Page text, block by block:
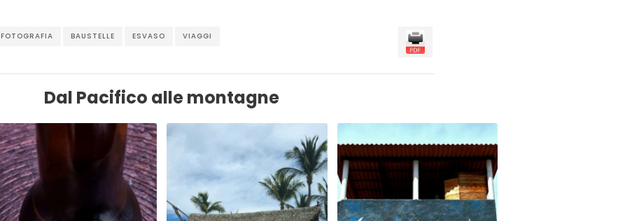
FOTOGRAFIA BAUSTELLE ESVASO VIAGGI
Dal Pacifico alle montagne